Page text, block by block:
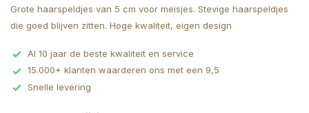
Grote haarspeldjes van 5 cm voor meisjes. Stevige haarspeldjes
die goed blijven zitten. Hoge kwaliteit, eigen design
Al 10 jaar de beste kwaliteit en service
15.000+ klanten waarderen ons met een 9,5
Snelle levering